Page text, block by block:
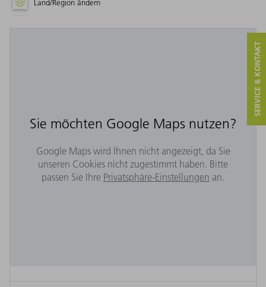
Land/Region ändern
Sie möchten Google Maps nutzen?
Google Maps wird Ihnen nicht angezeigt, da Sie
unseren Cookies nicht zugestimmt haben. Bitte
passen Sie Ihre Privatsphäre-Einstellungen an.
SERVICE & KONTAKT